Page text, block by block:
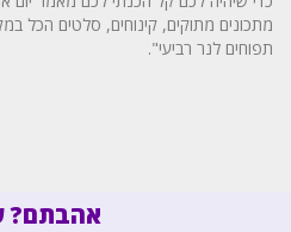
תפוחים לנר רביעי".
אהבתם?